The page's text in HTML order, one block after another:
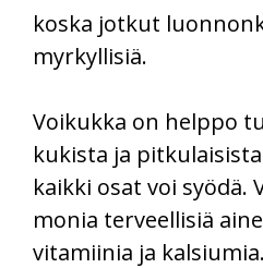
koska jotkut
myrkyllisiä.
Voikukka on helppo
kukista ja
kaikki osat voi syödä.
monia terveellisiä
vitamiinia ja